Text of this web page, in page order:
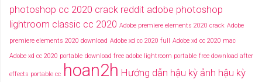
photoshop cc 2020 crack reddit adobe photoshop
lightroom classic cc 2020 Adobe premiere elements 2020 crack Adobe
premiere elements 2020 download Adobe xd cc 2020 full Adobe xd cc 2020 mac
Adobe xd cc 2020 portable download free adobe lightroom portable free download after
effects portable cc hoan2h Hướng dẫn hậu kỳ ảnh hậu kỳ